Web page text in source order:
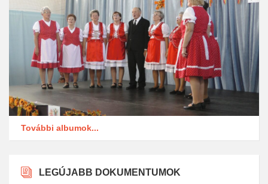
További albumok...
LEGÚJABB DOKUMENTUMOK